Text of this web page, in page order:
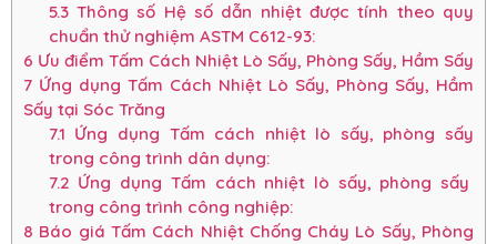
5.3Thông số Hệ số dẫn nhiệt được tính theo quy
chuẩn thử nghiệm ASTM C612-93:
6 Ưu điểm Tấm Cách Nhiệt Lò Sấy, Phòng Sấy, Hầm Sấy
7 Ứng dụng Tấm Cách Nhiệt Lò Sấy, Phòng Sấy, Hầm
Sấy tại Sóc Trăng
7.1 Ứng dụng Tấm cách nhiệt lò sấy, phòng sấy
trong công trình dân dụng:
7.2 Ứng dụng Tấm cách nhiệt lò sấy, phòng sấy
trong công trình công nghiệp:
8 Báo giá Tấm Cách Nhiệt Chống Cháy Lò Sấy, Phòng